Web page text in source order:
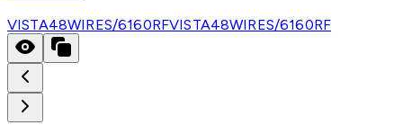
VISTA48WIRES/6160RFVISTA48WIRES/6160RF